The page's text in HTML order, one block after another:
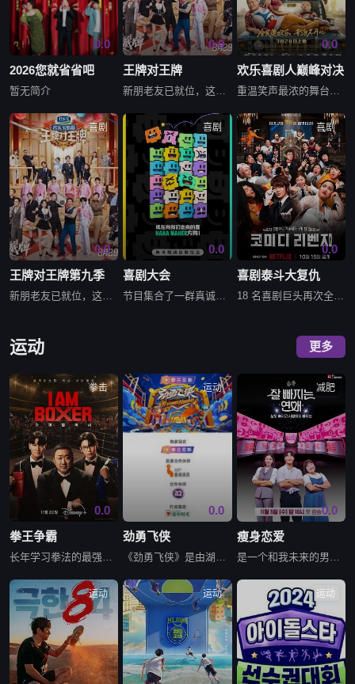
0.0
2026您就省省吧
暂无简介
0.0
王牌对王牌
新朋老友已就位，这场欢笑盛宴等你入席！
0.0
欢乐喜剧人巅峰对决
重温笑声最浓的舞台，致敬中国喜剧的黄金时代！节目精选往季精华，聚焦“喜剧之王”沈腾、“国民开心果”贾玲、“德云笑匠”岳云鹏等喜剧人的高能名场面。
喜剧
0.0
王牌对王牌第九季
新朋老友已就位，这场欢笑盛宴等你入席！
喜剧
0.0
喜剧大会
节目集合了一群真诚而炙热的 HAHA MAKER 们，五十多位风格迥异的喜剧人在多轮竞演中不断经历失败、重组、合作、共创的考验，通过一整季节目比拼，选出深受观众喜爱的喜剧人和喜剧作品，决出最终的喜剧嘻
喜剧
0.0
喜剧泰斗大复仇
18 名喜剧巨头再次全面打响搞笑之战——让欢乐开始吧!由传奇喜剧演员李京奎主持。
运动 更多
拳击
0.0
拳王争霸
运动
0.0
劲勇飞侠​
减肥
0.0
瘦身恋爱
运动 运动 运动